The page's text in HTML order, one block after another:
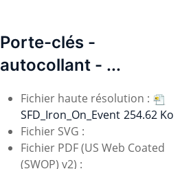
Porte-clés -
autocollant - ...
Fichier haute résolution :
SFD_Iron_On_Event 254.62 Ko
Fichier SVG :
Fichier PDF (US Web Coated
(SWOP) v2) :